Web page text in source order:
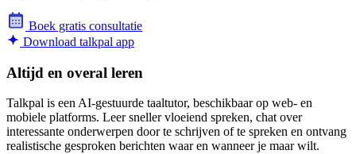
Boek gratis consultatie
Download talkpal app
Altijd en overal leren
Talkpal is een AI-gestuurde taaltutor, beschikbaar op web- en
mobiele platforms. Leer sneller vloeiend spreken, chat over
interessante onderwerpen door te schrijven of te spreken en ontvang
realistische gesproken berichten waar en wanneer je maar wilt.